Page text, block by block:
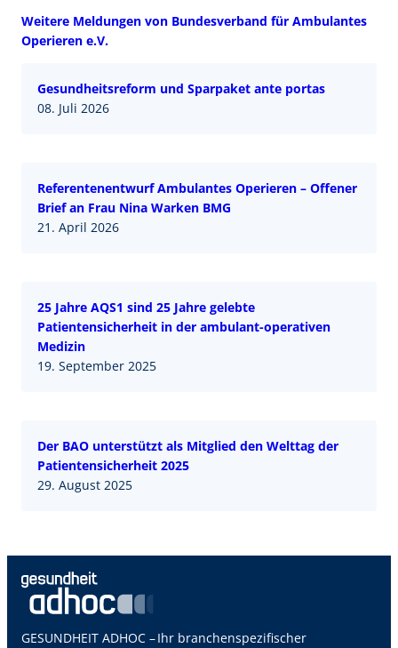
Weitere Meldungen von Bundesverband für Ambulantes
Operieren e.V.
Gesundheitsreform und Sparpaket ante portas
08. Juli 2026
Referentenentwurf Ambulantes Operieren – Offener
Brief an Frau Nina Warken BMG
21. April 2026
25 Jahre AQS1 sind 25 Jahre gelebte
Patientensicherheit in der ambulant-operativen
Medizin
19. September 2025
Der BAO unterstützt als Mitglied den Welttag der
Patientensicherheit 2025
29. August 2025
GESUNDHEIT ADHOC – Ihr branchenspezifischer